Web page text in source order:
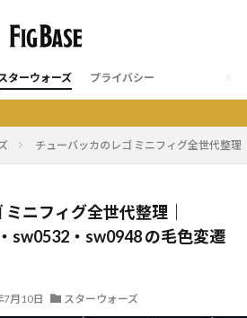
ターウォーズ プライバシー
チューバッカのレゴ ミニフィグ全世代整
ニフィグ全世代整理｜
sw0532・sw0948 の毛色変遷
月10日 スターウォーズ